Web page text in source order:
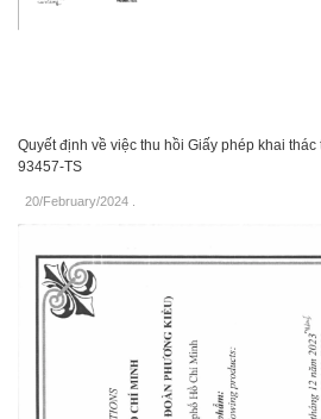
Quyết định về việc thu hồi Giấy phép khai
93457-TS
20/February/2024